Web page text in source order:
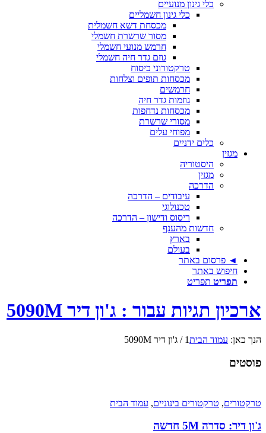
כלי גינון מנועיים
כלי גינון חשמליים
מכסחת דשא חשמלית
מסור שרשרת חשמלי
חרמש מנועי חשמלי
גוזם גדר חיה חשמלי
טרקטורוני כיסוח
מכסחות תופים וצלחות
חרמשים
גוזמות גדר חיה
מכסחות נדחפות
מסורי שרשרת
מפוחי עלים
כלים ידניים
מגזין
היסטוריה
מגזין
הדרכה
עיבודים – הדרכה
טכנולוגי
ריסוס ודישון – הדרכה
חדשות מהענף
בארץ
בעולם
◄ פרסום באתר
חיפוש באתר
תפריט תפריט
ארכיון תגיות עבור : ג'ון דיר 5090M
הנך כאן: עמוד הבית1
/ ג'ון דיר 5090M
פוסטים
טרקטורים, טרקטורים בינוניים, עמוד הבית
ג'ון דיר: סדרה 5M חדשה